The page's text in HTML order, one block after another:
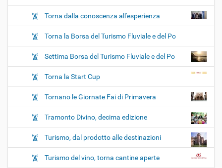
Torna dalla conoscenza all'esperienza
Torna la Borsa del Turismo Fluviale e del Po
Settima Borsa del Turismo Fluviale e del Po
Torna la Start Cup
Tornano le Giornate Fai di Primavera
Tramonto Divino, decima edizione
Turismo, dal prodotto alle destinazioni
Turismo del vino, torna cantine aperte